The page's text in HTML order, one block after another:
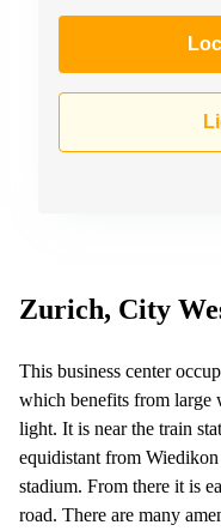
267
Chemin
de la
La
Rolle
10 Zürich
Zurich, City
This business center
which benefits from large
light. It is near the train
equidistant from
stadium. From there it is
road. There are many